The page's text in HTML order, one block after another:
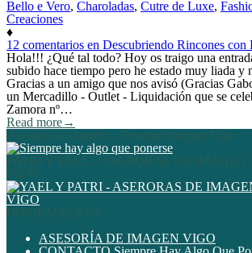
Bello e Vero, Charoladas, Cutre de Luxe,
Creaciones
♦
12 comentarios en Descubriendo Rincones
Hola!!! ¿Qué tal todo? Hoy os traigo una
subido hace tiempo pero he estado muy liada y
Gracias a un amigo que nos avisó (Gracias
un Mercadillo - Outlet - Liquidación que se
Zamora nº…
Read more→
Asesoría de imagen – Personal shopper Vigo
PATRI Y YAEL – ASERORAS DE IMAGEN
VIGO
INFORMACIÓN
ASESORÍA DE IMAGEN VIGO